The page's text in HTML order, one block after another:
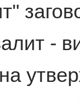
-